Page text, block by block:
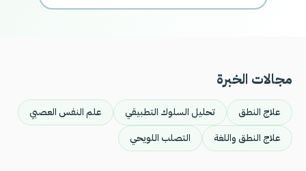
مجالات الخبرة
علاج النطق تحليل السلوك التطبيقي
علم النفس العصبي
علاج النطق واللغة
التصلب اللويحي